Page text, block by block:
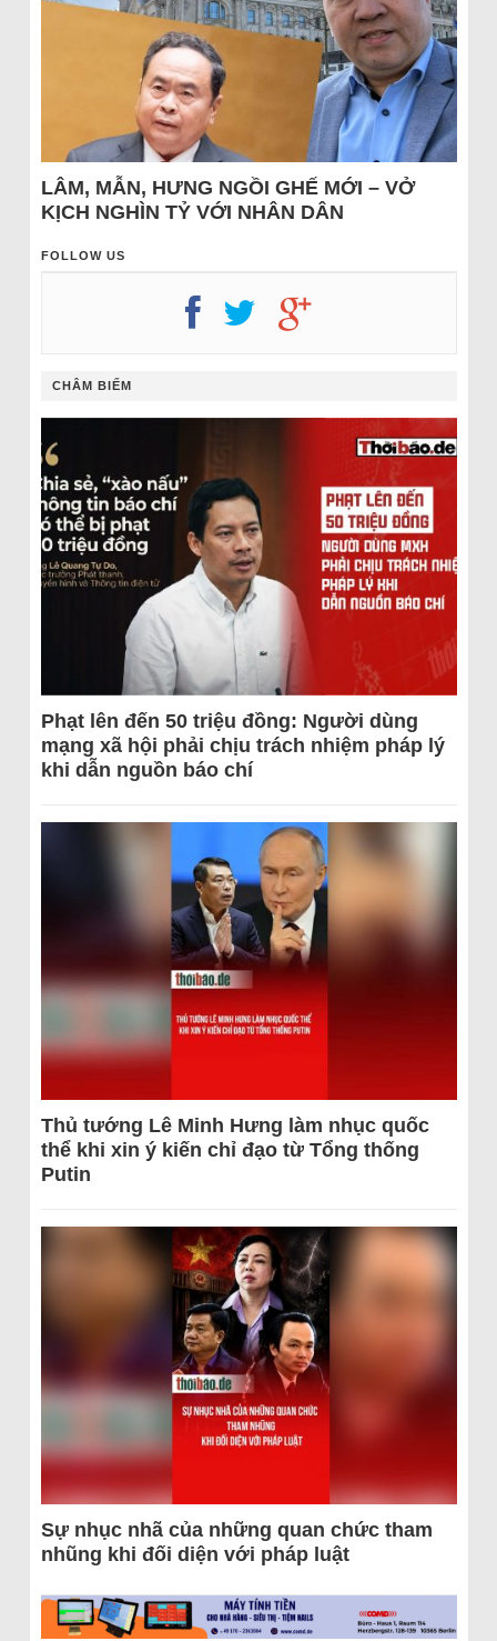
LÂM, MẪN, HƯNG NGỒI GHẾ MỚI – VỞ
KỊCH NGHÌN TỶ VỚI NHÂN DÂN
FOLLOW US
CHÂM BIẾM
Phạt lên đến 50 triệu đồng: Người dùng
mạng xã hội phải chịu trách nhiệm pháp lý
khi dẫn nguồn báo chí
Thủ tướng Lê Minh Hưng làm nhục quốc
thể khi xin ý kiến chỉ đạo từ Tổng thống
Putin
Sự nhục nhã của những quan chức tham
nhũng khi đối diện với pháp luật